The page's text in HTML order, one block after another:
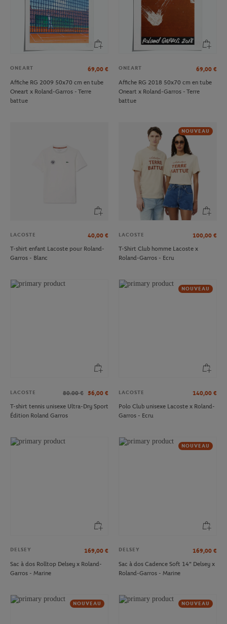
ONEART 69,00 €
Affiche RG 2009 50x70 cm en tube
Oneart x Roland-Garros - Terre
battue
ONEART 69,00 €
Affiche RG 2018 50x70 cm en tube
Oneart x Roland-Garros - Terre
battue
LACOSTE 40,00 €
T-shirt enfant Lacoste pour Roland-
Garros - Blanc
NOUVEAU
LACOSTE 100,00 €
T-Shirt Club homme Lacoste x
Roland-Garros - Ecru
LACOSTE 80.00 € 56,00 €
T-shirt tennis unisexe Ultra-Dry Sport
Édition Roland Garros
NOUVEAU
LACOSTE 140,00 €
Polo Club unisexe Lacoste x Roland-
Garros - Ecru
DELSEY 169,00 €
Sac à dos Rolltop Delsey x Roland-
Garros - Marine
NOUVEAU
DELSEY 169,00 €
Sac à dos Cadence Soft 14" Delsey x
Roland-Garros - Marine
NOUVEAU NOUVEAU